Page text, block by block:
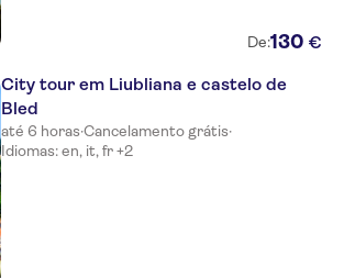
De:130 €
City tour em Liubliana e castelo de
Bled
até 6 horas·Cancelamento grátis·
Idiomas: en, it, fr +2